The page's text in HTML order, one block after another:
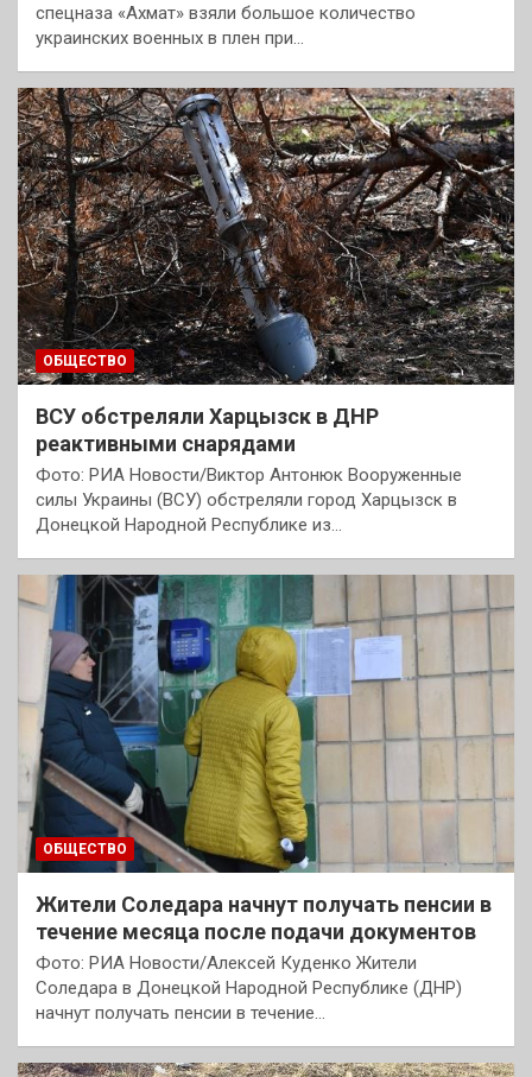
спецназа «Ахмат» взяли большое количество
украинских военных в плен при…
ОБЩЕСТВО
ВСУ обстреляли Харцызск в ДНР
реактивными снарядами
Фото: РИА Новости/Виктор Антонюк Вооруженные
силы Украины (ВСУ) обстреляли город Харцызск в
Донецкой Народной Республике из…
ОБЩЕСТВО
Жители Соледара начнут получать пенсии в
течение месяца после подачи документов
Фото: РИА Новости/Алексей Куденко Жители
Соледара в Донецкой Народной Республике (ДНР)
начнут получать пенсии в течение…